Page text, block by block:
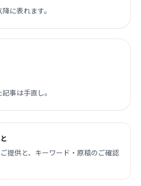
に表れます。
事は手直し。
提供と、キーワード・原稿のご確認